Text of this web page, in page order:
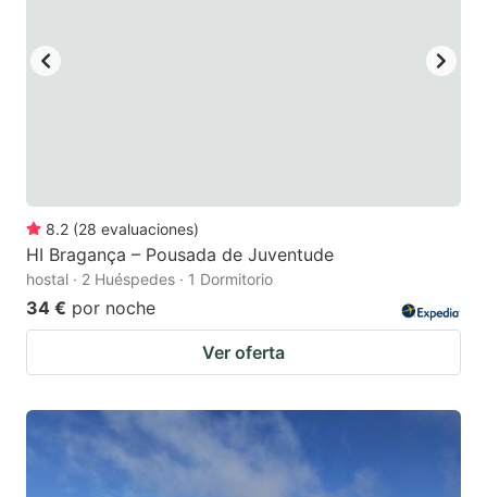
changing
dates.
dates.
8.2 (28 evaluaciones)
HI Bragança – Pousada de Juventude
hostal · 2 Huéspedes · 1 Dormitorio
34 € por noche
Ver oferta